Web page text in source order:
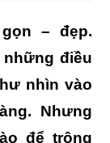
– đẹp.
điều
nhìn vào
Nhưng
để trông